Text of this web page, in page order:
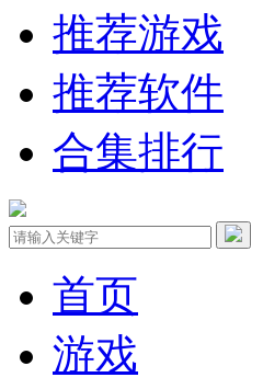
推荐游戏
推荐软件
合集排行
首页
游戏